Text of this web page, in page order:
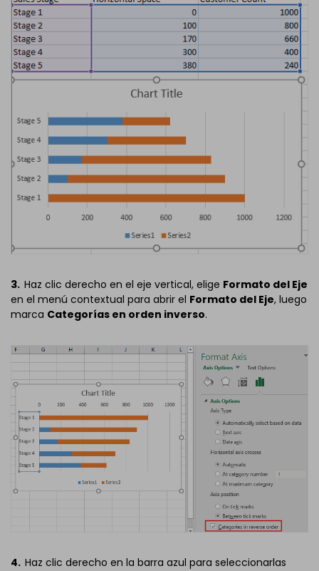
3. Haz clic derecho en el eje vertical, elige Formato del Eje
en el menú contextual para abrir el Formato del Eje, luego
marca Categorías en orden inverso.
4. Haz clic derecho en la barra azul para seleccionarlas